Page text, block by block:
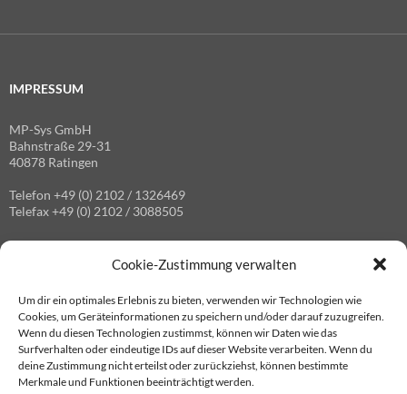
Cookie-Zustimmung verwalten
Um dir ein optimales Erlebnis zu bieten, verwenden wir Technologien wie
Cookies, um Geräteinformationen zu speichern und/oder darauf zuzugreifen.
Wenn du diesen Technologien zustimmst, können wir Daten wie das
Surfverhalten oder eindeutige IDs auf dieser Website verarbeiten. Wenn du
deine Zustimmung nicht erteilst oder zurückziehst, können bestimmte
Merkmale und Funktionen beeinträchtigt werden.
IMPRESSUM
MP-Sys GmbH
Bahnstraße 29-31
40878 Ratingen
Telefon +49 (0) 2102 / 1326469
Telefax +49 (0) 2102 / 3088505
GESCHÄFTSFÜHRER
Dipl.-Ing. Hermann Vollrath
Handelsregister: AG Düsseldorf HRB 102843
Umsatzsteuer-IdNr.: DE 119109228